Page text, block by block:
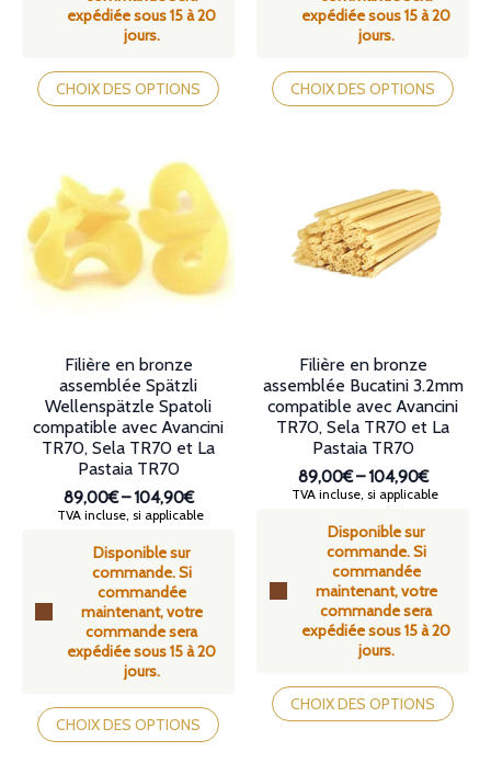
expédiée sous 15 à 20
jours.
CHOIX DES OPTIONS
produit
a
options
peuvent
être
choisies
sur
produit
expédiée sous 15 à 20
jours.
CHOIX DES OPTIONS
produit
a
peuvent
choisies
produit
Disponible sur
commande. Si
commandée
maintenant, votre
commande sera
expédiée sous 15 à 20
jours.
Filière en bronze
assemblée Spätzli
Wellenspätzle Spatoli
compatible avec Avancini
TR70, Sela TR70 et La
Pastaia TR70
89,00€–104,90€
Plage
prix :
89,00€
à
104,90€
TVA incluse, si applicable
CHOIX DES OPTIONS
Ce
produit
Disponible sur
commande. Si
commandée
maintenant, votre
commande sera
expédiée sous 15 à 20
jours.
Filière en bronze
assemblée Bucatini 3.2mm
compatible avec Avancini
TR70, Sela TR70 et La
Pastaia TR70
89,00€–104,90€
Plage
prix :
89,00€
à
104,90€
TVA incluse, si applicable
CHOIX DES OPTIONS
Ce
produit